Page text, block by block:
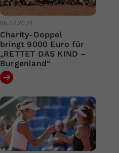
06.07.2024
Charity-Doppel
bringt 9000 Euro für
„RETTET DAS KIND –
Burgenland“